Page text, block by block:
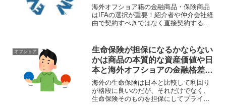
サポート力があるところで契約す
べし！
海外オフショア籍の金融商品・保険商品
はIFAの選択が重要！紹介者や仲介会社経
由で契約すべきではなく直接契約する事
グも多いので、情報リテラシーを高める
必要がある。
オフショア
生命保険が担保になるかならない
かは商品の本質的な資産価値や日
本と海外オフショアの金融格差を
如実に表している！
海外の生命保険は日本と比較して利回り
が格段に良いのだが、それだけでなく、
生命保険そのものを担保にしてプライベ